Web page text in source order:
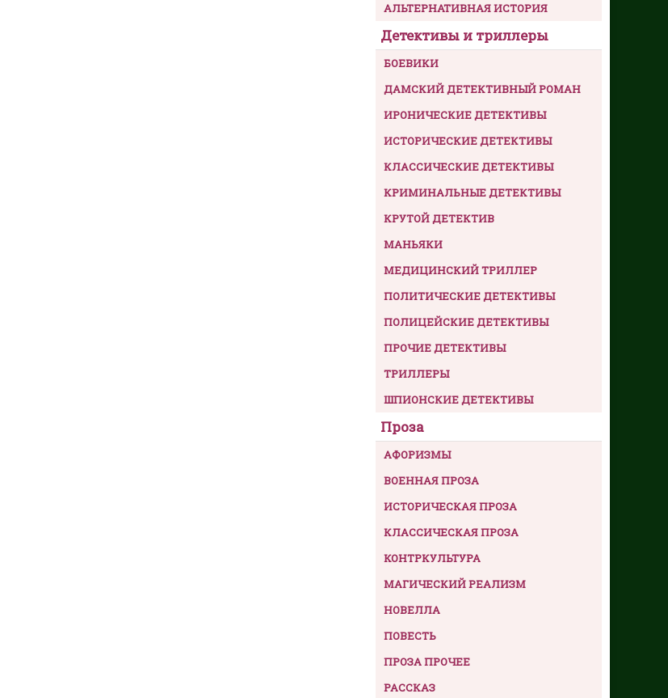
АЛЬТЕРНАТИВНАЯ ИСТОРИЯ
Детективы и триллеры
БОЕВИКИ
ДАМСКИЙ ДЕТЕКТИВНЫЙ РОМАН
ИРОНИЧЕСКИЕ ДЕТЕКТИВЫ
ИСТОРИЧЕСКИЕ ДЕТЕКТИВЫ
КЛАССИЧЕСКИЕ ДЕТЕКТИВЫ
КРИМИНАЛЬНЫЕ ДЕТЕКТИВЫ
КРУТОЙ ДЕТЕКТИВ
МАНЬЯКИ
МЕДИЦИНСКИЙ ТРИЛЛЕР
ПОЛИТИЧЕСКИЕ ДЕТЕКТИВЫ
ПОЛИЦЕЙСКИЕ ДЕТЕКТИВЫ
ПРОЧИЕ ДЕТЕКТИВЫ
ТРИЛЛЕРЫ
ШПИОНСКИЕ ДЕТЕКТИВЫ
Проза
АФОРИЗМЫ
ВОЕННАЯ ПРОЗА
ИСТОРИЧЕСКАЯ ПРОЗА
КЛАССИЧЕСКАЯ ПРОЗА
КОНТРКУЛЬТУРА
МАГИЧЕСКИЙ РЕАЛИЗМ
НОВЕЛЛА
ПОВЕСТЬ
ПРОЗА ПРОЧЕЕ
РАССКАЗ